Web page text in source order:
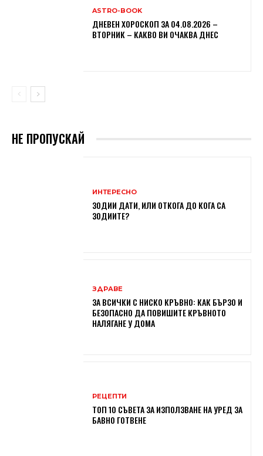
ASTRO-BOOK
ДНЕВЕН ХОРОСКОП ЗА 04.08.2026 –
ВТОРНИК – КАКВО ВИ ОЧАКВА ДНЕС
НЕ ПРОПУСКАЙ
ИНТЕРЕСНО
ЗОДИИ ДАТИ, ИЛИ ОТКОГА ДО КОГА СА
ЗОДИИТЕ?
ЗДРАВЕ
ЗА ВСИЧКИ С НИСКО КРЪВНО: КАК БЪРЗО И
БЕЗОПАСНО ДА ПОВИШИТЕ КРЪВНОТО
НАЛЯГАНЕ У ДОМА
РЕЦЕПТИ
ТОП 10 СЪВЕТА ЗА ИЗПОЛЗВАНЕ НА УРЕД ЗА
БАВНО ГОТВЕНЕ